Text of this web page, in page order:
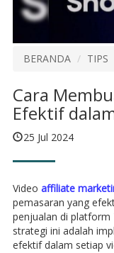
BERANDA TIPS
Cara
Efektif
25 Jul 2024
Video affiliate
pemasaran yang
penjualan di platform
strategi ini adalah
efektif dalam setiap